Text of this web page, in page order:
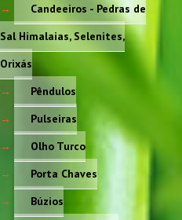
Candeeiros - Pedras de
Sal Himalaias, Selenites,
Orixás
Pêndulos
Pulseiras
Olho Turco
Porta Chaves
Búzios